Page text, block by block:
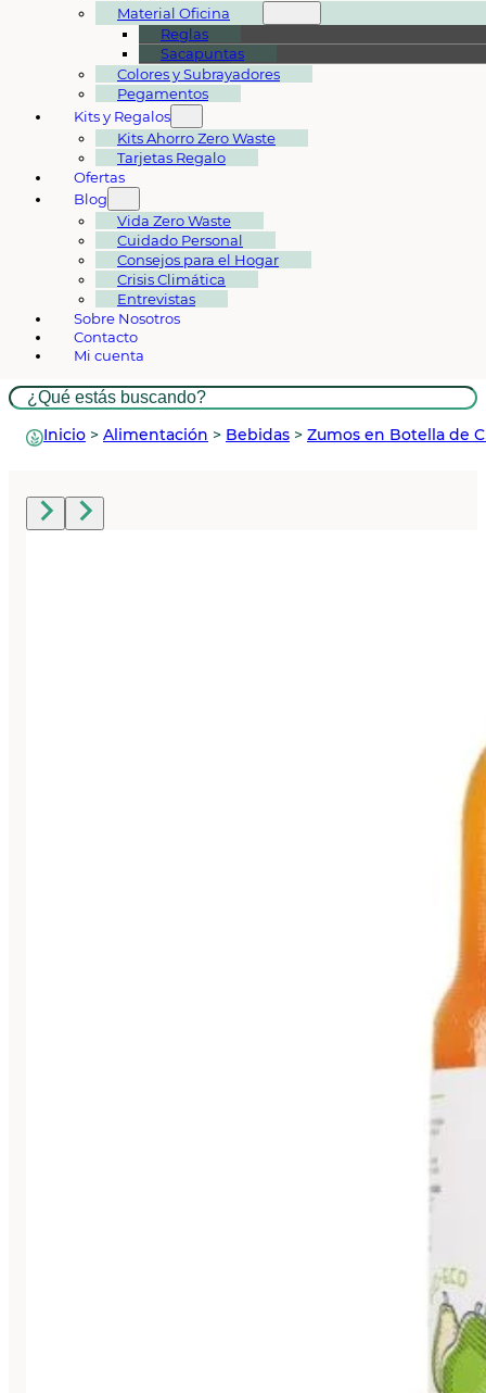
Material Oficina
Reglas
Sacapuntas
Colores y Subrayadores
Pegamentos
Kits y Regalos
Kits Ahorro Zero Waste
Tarjetas Regalo
Ofertas
Blog
Vida Zero Waste
Cuidado Personal
Consejos para el Hogar
Crisis Climática
Entrevistas
Sobre Nosotros
Contacto
Mi cuenta
Buscar
Inicio > Alimentación > Bebidas > Zumos en Botella de